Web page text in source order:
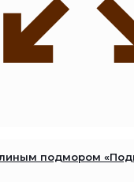
подмором